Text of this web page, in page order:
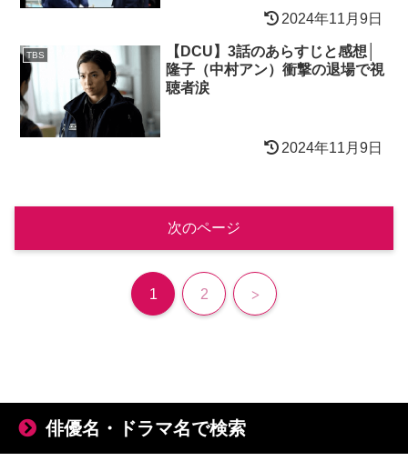
2024年11月9日
TBS
【DCU】3話のあらすじと感想│
隆子（中村アン）衝撃の退場で視
聴者涙
2024年11月9日
次のページ
1 2 次
俳優名・ドラマ名で検索